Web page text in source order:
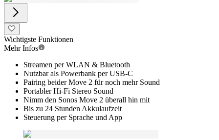
Wichtigste Funktionen
Mehr Infos
Streamen per WLAN & Bluetooth
Nutzbar als Powerbank per USB-C
Pairing beider Move 2 für noch mehr Sound
Portabler Hi-Fi Stereo Sound
Nimm den Sonos Move 2 überall hin mit
Bis zu 24 Stunden Akkulaufzeit
Steuerung per Sprache und App